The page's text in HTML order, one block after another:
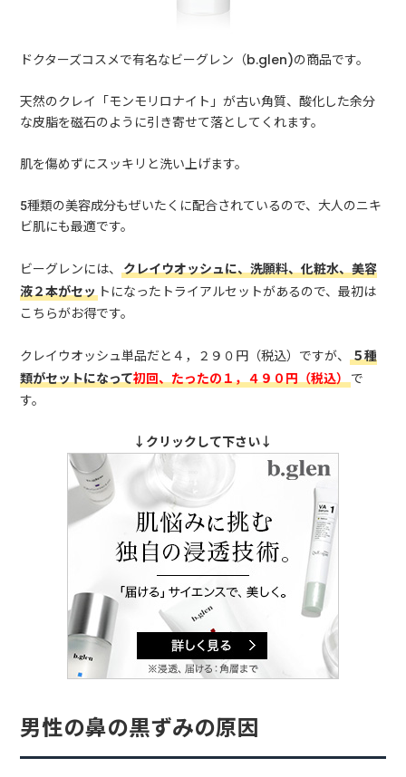
ドクターズコスメで有名なビーグレン（b.glen)の商品です。
天然のクレイ「モンモリロナイト」が古い角質、酸化した余分
な皮脂を磁石のように引き寄せて落としてくれます。
肌を傷めずにスッキリと洗い上げます。
5種類の美容成分もぜいたくに配合されているので、大人のニキ
ビ肌にも最適です。
ビーグレンには、クレイウオッシュに、洗願料、化粧水、美容
液２本がセッ トになったトライアルセットがあるので、最初は
こちらがお得です。
クレイウオッシュ単品だと４，２９０円（税込）ですが、５種
類がセットになって初回、たったの１，４９０円（税込）で
す。
↓クリックして下さい↓
男性の鼻の黒ずみの原因